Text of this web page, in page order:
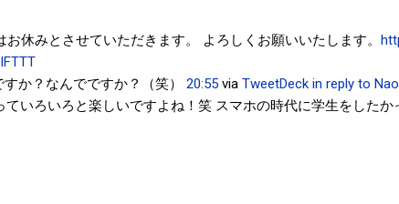
休みとさせていただきます。 よろしくお願いいたします。
IFTTT
か？なんでですか？（笑） 20:55 via TweetDeck in reply to
ていろいろと楽しいですよね！笑 スマホの時代に学生をしたか